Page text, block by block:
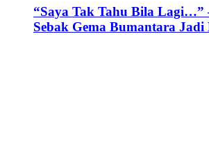
“Saya Tak Tahu Bila Lagi…”
Sebak Gema Bumantara Jadi